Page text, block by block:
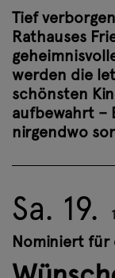
Tief
Rathauses
werden die
schönsten
aufbewahrt –
nirgendwo
Und genau
Weitere Infos
Tickets
Sa. 19.
Nominiert für
Niemand
fremden